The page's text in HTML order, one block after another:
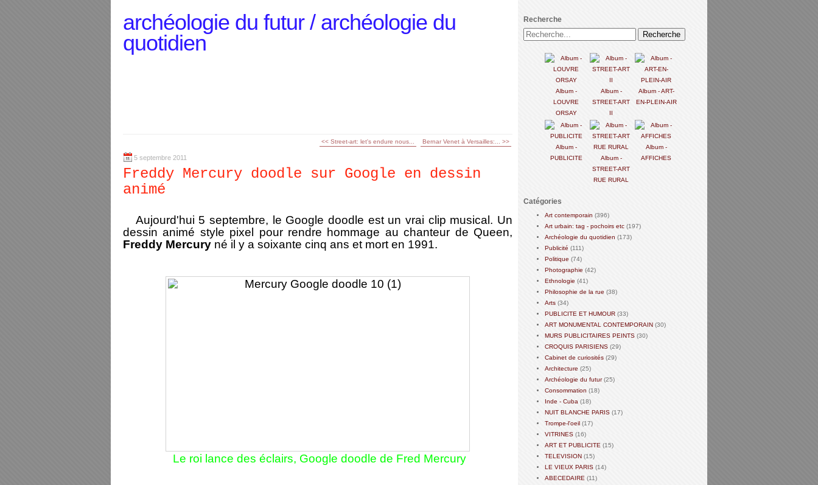
archéologie du futur / archéologie du
quotidien
<< Street-art: let's endure nous... Bernar Venet à Versailles:... >>
5 septembre 2011
Freddy Mercury doodle sur Google en dessin
animé
Aujourd'hui 5 septembre, le Google doodle est un vrai clip musical. Un
dessin animé style pixel pour rendre hommage au chanteur de Queen,
Freddy Mercury né il y a soixante cinq ans et mort en 1991.
Le roi lance des éclairs, Google doodle de Fred Mercury
Recherche
Album -
LOUVRE
ORSAY
Album -
STREET-ART
II
Album - ART-
EN-PLEIN-AIR
Album -
PUBLICITE
Album -
STREET-ART
RUE RURAL
Album -
AFFICHES
Catégories
Art contemporain (396)
Art urbain: tag - pochoirs etc (197)
Archéologie du quotidien (173)
Publicité (111)
Politique (74)
Photographie (42)
Ethnologie (41)
Philosophie de la rue (38)
Arts (34)
PUBLICITE ET HUMOUR (33)
ART MONUMENTAL CONTEMPORAIN (30)
MURS PUBLICITAIRES PEINTS (30)
CROQUIS PARISIENS (29)
Cabinet de curiosités (29)
Architecture (25)
Archéologie du futur(25)
Consommation (18)
Inde - Cuba (18)
NUIT BLANCHE PARIS (17)
Trompe-l'oeil (17)
VITRINES (16)
ART ET PUBLICITE (15)
TELEVISION (15)
LE VIEUX PARIS (14)
ABECEDAIRE (11)